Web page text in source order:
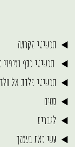
תכשיטי מקרמה
תכשיטי כסף וציפוי
תכשיטי פלדת אל חלד
סטים
לגברים
עשי זאת בעצמך